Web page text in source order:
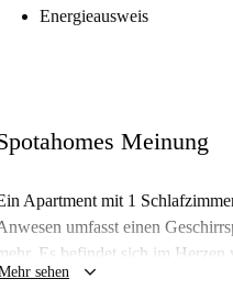
Energieausweis
Meinung
Apartment mit 1
umfasst einen
Es befindet sich im
sowie zahlreichen
sehen keyboard_arrow_down